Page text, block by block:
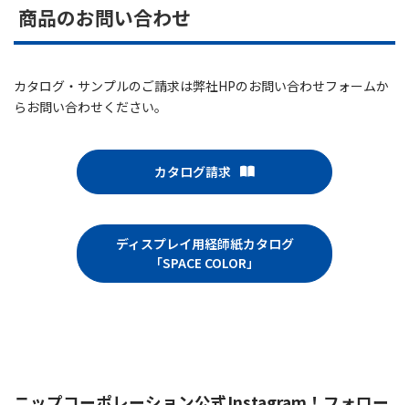
商品のお問い合わせ
カタログ・サンプルのご請求は弊社HPのお問い合わせフォームか
らお問い合わせください。
カタログ請求
ディスプレイ用経師紙カタログ
「SPACE COLOR」